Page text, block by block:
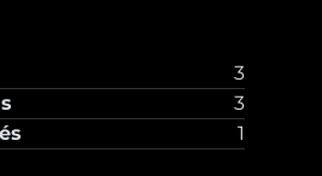
3
3
1